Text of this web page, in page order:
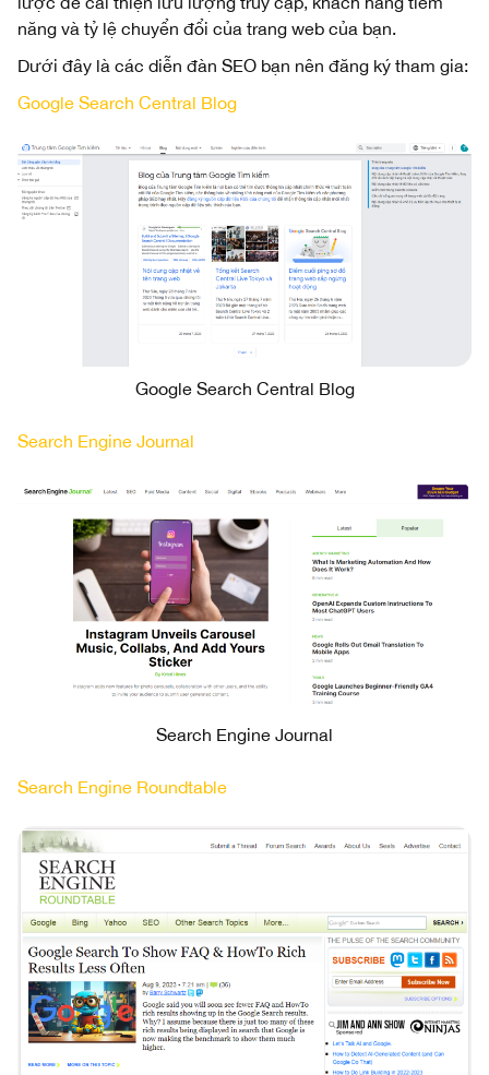
năng và tỷ lệ chuyển đổi của trang web của bạn.
Dưới đây là các diễn đàn SEO bạn nên đăng ký tham gia:
Google Search Central Blog
Google Search Central Blog
Search Engine Journal
Search Engine Journal
Search Engine Roundtable